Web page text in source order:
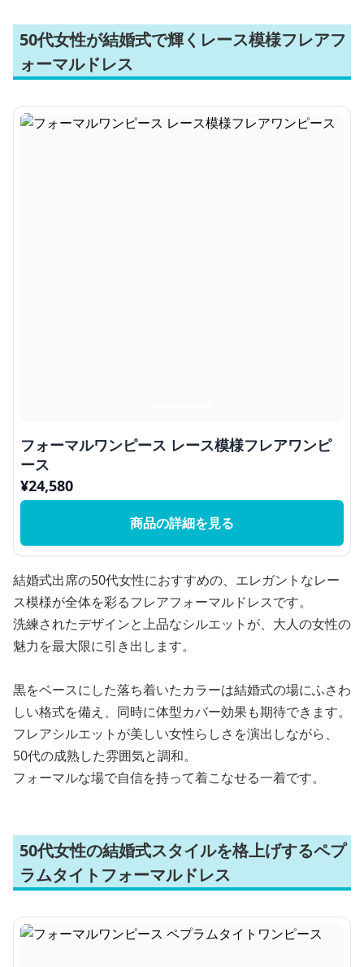
50代女性が結婚式で輝くレース模様フレアフ
ォーマルドレス
フォーマルワンピース レース模様フレアワンピ
ース
¥24,580
商品の詳細を見る
結婚式出席の50代女性におすすめの、エレガントなレー
ス模様が全体を彩るフレアフォーマルドレスです。
洗練されたデザインと上品なシルエットが、大人の女性の
魅力を最大限に引き出します。
黒をベースにした落ち着いたカラーは結婚式の場にふさわ
しい格式を備え、同時に体型カバー効果も期待できます。
フレアシルエットが美しい女性らしさを演出しながら、
50代の成熟した雰囲気と調和。
フォーマルな場で自信を持って着こなせる一着です。
50代女性の結婚式スタイルを格上げするペプ
ラムタイトフォーマルドレス